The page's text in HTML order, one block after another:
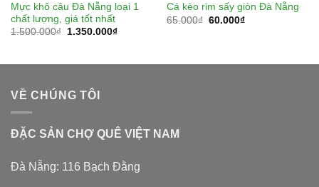
Mực khô câu Đà Nẵng loại 1
chất lượng, giá tốt nhất
1.500.000₫ 1.350.000₫
Cá kèo rim sấy giòn Đà Nẵng
65.000₫ 60.000₫
VỀ CHÚNG TÔI
ĐẶC SẢN CHỢ QUÊ VIỆT NAM
Đà Nẵng: 116 Bạch Đằng